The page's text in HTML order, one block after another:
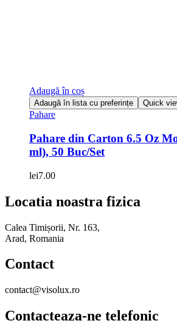
Adaugă în coș
Adaugă în lista cu preferințe Quick
Pahare
Pahare din Carton 6.5 Oz
ml), 50 Buc/Set
lei7.00
Locatia noastra fizica
Calea Timișorii, Nr. 163,
Arad, Romania
Contact
contact@visolux.ro
Contacteaza-ne telefonic